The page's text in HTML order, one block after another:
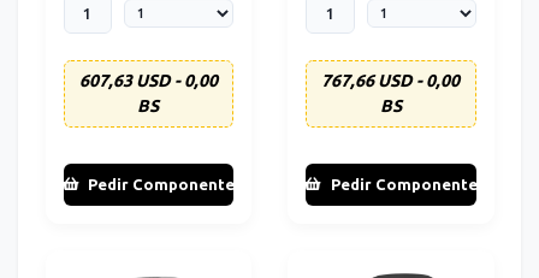
607,63 USD - 0,00
BS
Pedir Componente
767,66 USD - 0,00
BS
Pedir Componente